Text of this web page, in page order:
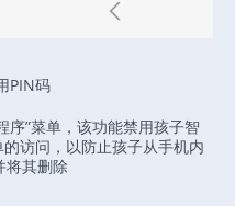
PIN码
序”菜单，该功能禁用孩子智
访问，以防止孩子从手机内
将其删除